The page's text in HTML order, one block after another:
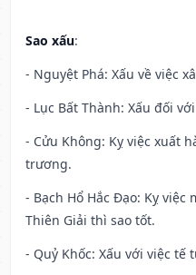
Sao xấu:
- Nguyệt Phá: Xấu về việc
- Lục Bất Thành: Xấu đối
- Cửu Không: Kỵ việc xuất
trương.
- Bạch Hổ Hắc Đạo: Kỵ
Thiên Giải thì sao tốt.
- Quỷ Khốc: Xấu với việc tế